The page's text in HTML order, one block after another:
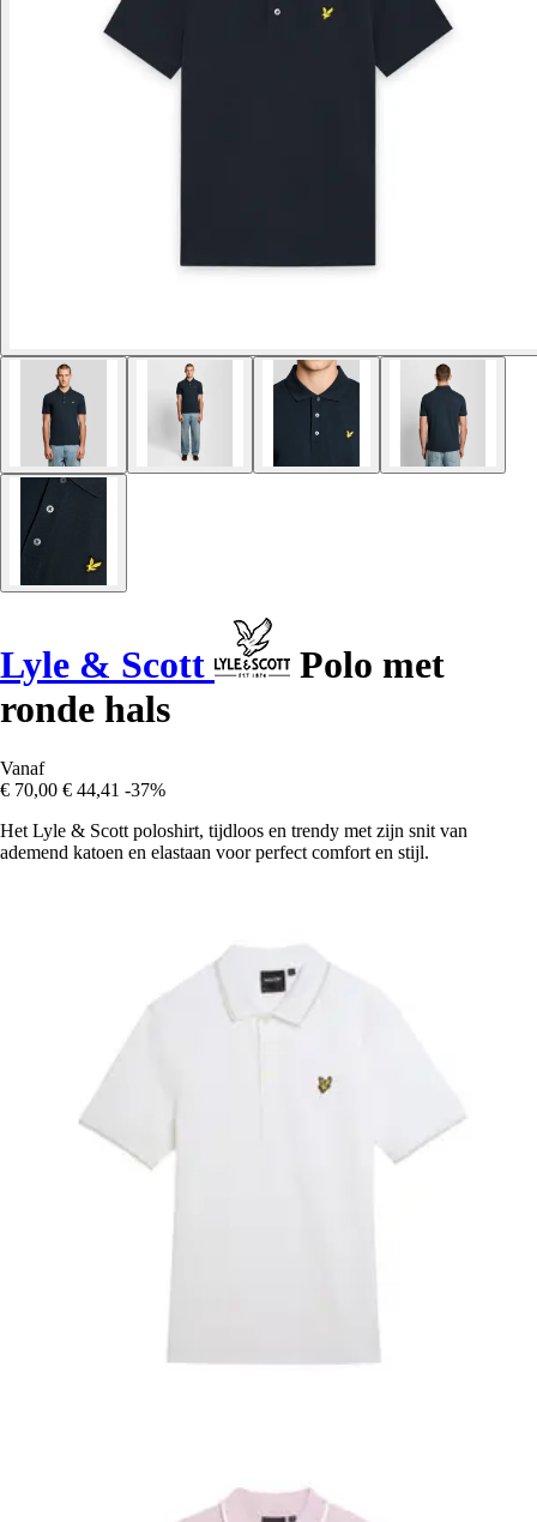
Lyle & Scott
Polo met
ronde hals
Vanaf
€ 70,00 € 44,41 -37%
Het Lyle & Scott poloshirt, tijdloos en trendy met zijn snit van
ademend katoen en elastaan voor perfect comfort en stijl.